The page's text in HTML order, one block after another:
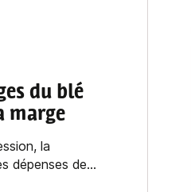
du blé
marge
la
dépenses de...